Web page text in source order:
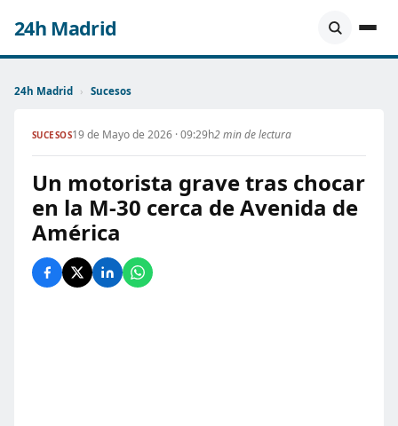
24h Madrid
24h Madrid › Sucesos
SUCESOS19 de Mayo de 2026 · 09:29h2 min de lectura
Un motorista grave tras chocar
en la M-30 cerca de Avenida de
América